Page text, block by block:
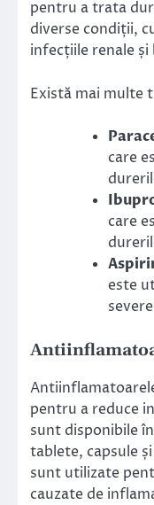
pentru a trata
diverse condiții,
infecțiile renale și
Există mai multe
care
care
este
pentru a reduce
sunt disponibile
tablete, capsule
sunt utilizate
cauzate de